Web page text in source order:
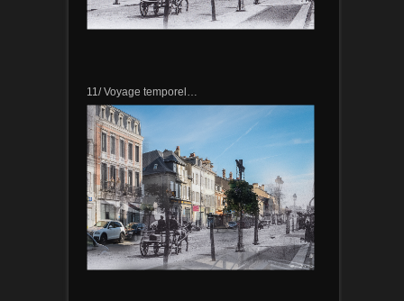
11/ Voyage temporel…